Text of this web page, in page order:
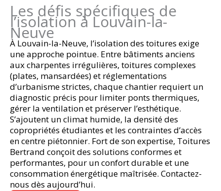
Les défis spécifiques de
l’isolation à Louvain-la-
Neuve
À Louvain-la-Neuve, l’isolation des toitures exige
une approche pointue. Entre bâtiments anciens
aux charpentes irrégulières, toitures complexes
(plates, mansardées) et réglementations
d’urbanisme strictes, chaque chantier requiert un
diagnostic précis pour limiter ponts thermiques,
gérer la ventilation et préserver l’esthétique.
S’ajoutent un climat humide, la densité des
copropriétés étudiantes et les contraintes d’accès
en centre piétonnier. Fort de son expertise, Toitures
Bertrand conçoit des solutions conformes et
performantes, pour un confort durable et une
consommation énergétique maîtrisée. Contactez-
nous dès aujourd’hui.